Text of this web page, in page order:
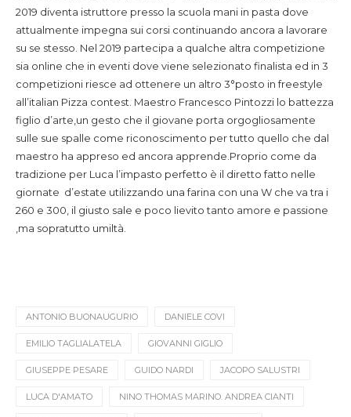
2019 diventa istruttore presso la scuola mani in pasta dove
attualmente impegna sui corsi continuando ancora a lavorare
su se stesso. Nel 2019 partecipa a qualche altra competizione
sia online che in eventi dove viene selezionato finalista ed in 3
competizioni riesce ad ottenere un altro 3°posto in freestyle
all’italian Pizza contest. Maestro Francesco Pintozzi lo battezza
figlio d’arte,un gesto che il giovane porta orgogliosamente
sulle sue spalle come riconoscimento per tutto quello che dal
maestro ha appreso ed ancora apprende.Proprio come da
tradizione per Luca l’impasto perfetto è il diretto fatto nelle
giornate d’estate utilizzando una farina con una W che va tra i
260 e 300, il giusto sale e poco lievito tanto amore e passione
,ma sopratutto umiltà.
ANTONIO BUONAUGURIO DANIELE COVI
EMILIO TAGLIALATELA GIOVANNI GIGLIO
GIUSEPPE PESARE GUIDO NARDI JACOPO SALUSTRI
LUCA D'AMATO NINO THOMAS MARINO. ANDREA CIANTI